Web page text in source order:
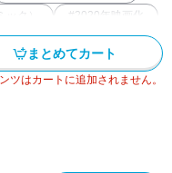
ク） #2020年映画化
まとめてカート
はカートに追加されません。